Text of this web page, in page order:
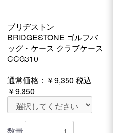
ブリヂストン
BRIDGESTONE ゴルフバ
ッグ・ケース クラブケース
CCG310
通常価格： ￥9,350 税込
￥9,350
数量